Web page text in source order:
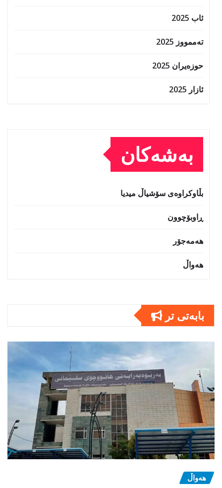
ئاب 2025
تەممووز 2025
حوزه‌یران 2025
ئازار 2025
بەشەکان
بڵاوکراوەی سۆشیاڵ میدیا
ڕاوبۆچوون
هەمەجۆر
هەواڵ
بابەتى تر
هەواڵ